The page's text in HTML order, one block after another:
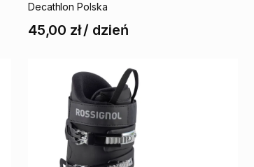
Decathlon Polska
45,00 zł/ dzień